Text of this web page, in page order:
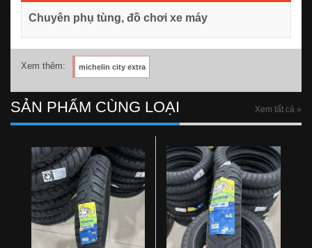
Chuyên phụ tùng, đồ chơi xe máy
Xem thêm: michelin city extra
SẢN PHẨM CÙNG LOẠI Xem tất cả »